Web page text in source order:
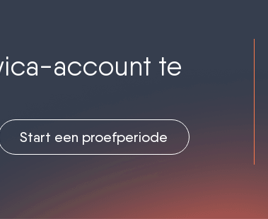
account te
Start een proefperiode